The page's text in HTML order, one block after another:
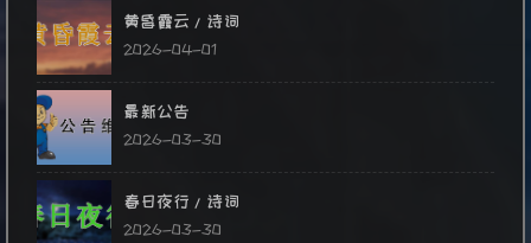
黄昏霞云/诗词
2026-04-01
最新公告
2026-03-30
春日夜行/诗词
2026-03-30